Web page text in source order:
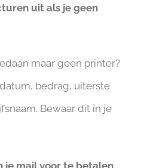
uit als je geen
maar geen printer?
bedrag, uiterste
Bewaar dit in je
je mail voor te betalen